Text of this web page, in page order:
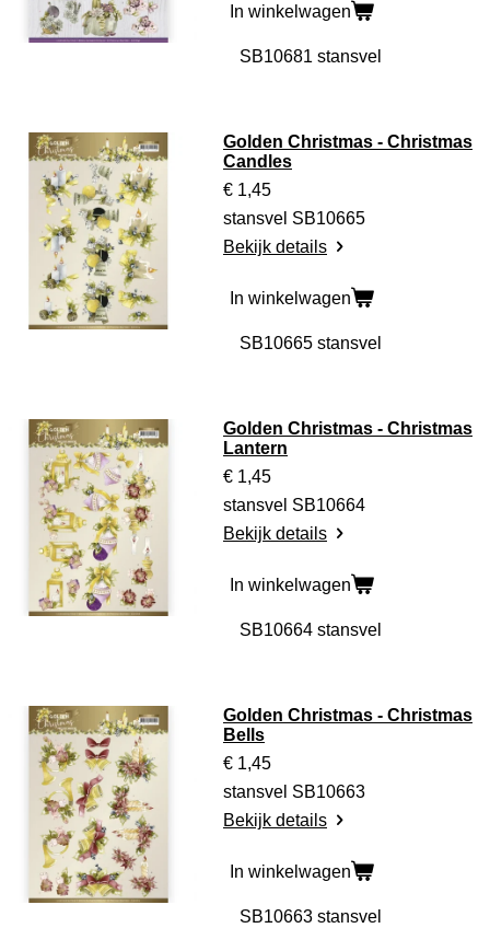
In winkelwagen
Golden Christmas - Christmas
Candles
€ 1,45
stansvel SB10665
Bekijk details
In winkelwagen
Golden Christmas - Christmas
Lantern
€ 1,45
stansvel SB10664
Bekijk details
In winkelwagen
Golden Christmas - Christmas
Bells
€ 1,45
stansvel SB10663
Bekijk details
In winkelwagen